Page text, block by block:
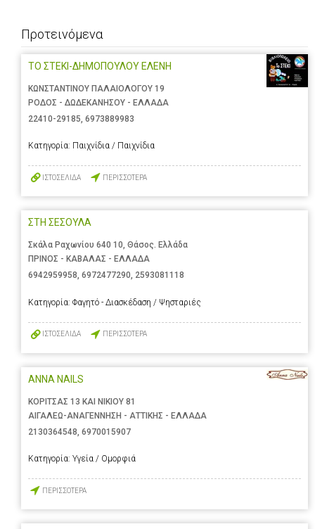
Προτεινόμενα
ΤΟ ΣΤΕΚΙ-ΔΗΜΟΠΟΥΛΟΥ ΕΛΕΝΗ
ΚΩΝΣΤΑΝΤΙΝΟΥ ΠΑΛΑΙΟΛΟΓΟΥ 19
ΡΟΔΟΣ - ΔΩΔΕΚΑΝΗΣΟΥ - ΕΛΛΑΔΑ
22410-29185, 6973889983
Κατηγορία: Παιχνίδια / Παιχνίδια
ΙΣΤΟΣΕΛΙΔΑ ΠΕΡΙΣΣΟΤΕΡΑ
ΣΤΗ ΣΕΣΟΥΛΑ
Σκάλα Ραχωνίου 640 10, Θάσος. Ελλάδα
ΠΡΙΝΟΣ - ΚΑΒΑΛΑΣ - ΕΛΛΑΔΑ
6942959958, 6972477290, 2593081118
Κατηγορία: Φαγητό - Διασκέδαση / Ψησταριές
ΙΣΤΟΣΕΛΙΔΑ ΠΕΡΙΣΣΟΤΕΡΑ
ANNA NAILS
ΚΟΡΙΤΣΑΣ 13 ΚΑΙ ΝΙΚΙΟΥ 81
ΑΙΓΑΛΕΩ-ΑΝΑΓΕΝΝΗΣΗ - ΑΤΤΙΚΗΣ - ΕΛΛΑΔΑ
2130364548 6970015907
Κατηγορία: Υγεία / Ομορφιά
ΠΕΡΙΣΣΟΤΕΡΑ